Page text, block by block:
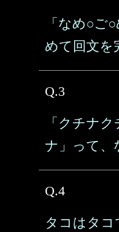
「なめ○
めて回文を
Q.3
「クチナ
ナ」って、
Q.4
タコはタコ